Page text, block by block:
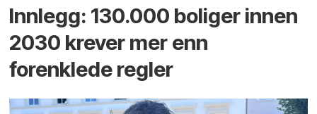
Innlegg: 130.000 boliger innen
2030 krever mer enn
forenklede regler